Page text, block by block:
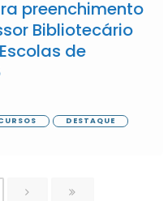
preenchimento
Bibliotecário
de
DESTAQUE